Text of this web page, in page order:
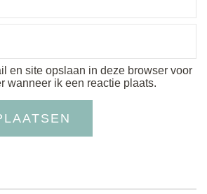
en site opslaan in deze browser voor
wanneer ik een reactie plaats.